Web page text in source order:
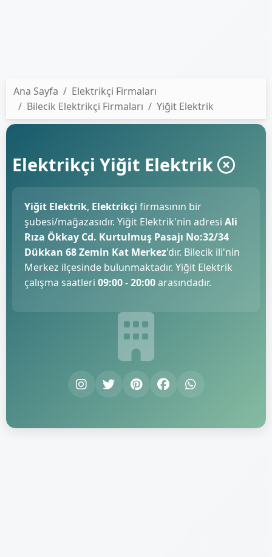
Ana Sayfa
Elektrikçi Firmaları
Bilecik Elektrikçi Firmaları
Yiğit Elektrik
Elektrikçi Yiğit Elektrik
Yiğit Elektrik, Elektrikçi firmasının bir
şubesi/mağazasıdır. Yiğit Elektrik'nin adresi Ali
Rıza Ökkay Cd. Kurtulmuş Pasajı No:32/34
Dükkan 68 Zemin Kat Merkez'dır. Bilecik ili'nin
Merkez ilçesinde bulunmaktadır. Yiğit Elektrik
çalışma saatleri 09:00 - 20:00arasındadır.